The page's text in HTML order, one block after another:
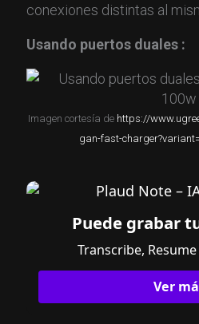
conexiones distintas al
Usando puertos duales :
Imagen cortesía de https://
gan-fast-
Puede grabar
Transcribe,
Ver